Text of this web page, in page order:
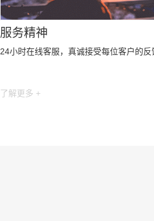
服务精神
24小时在线客服，真诚接受每位客户的
了解更多 +